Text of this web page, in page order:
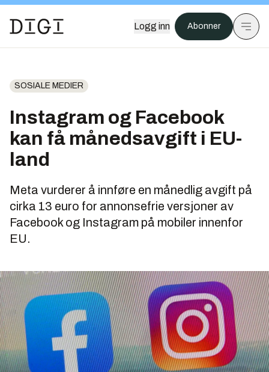
Logg inn Abonner
SOSIALE MEDIER
Instagram og Facebook
kan få månedsavgift i EU-
land
Meta vurderer å innføre en månedlig avgift på
cirka 13 euro for annonsefrie versjoner av
Facebook og Instagram på mobiler innenfor
EU.